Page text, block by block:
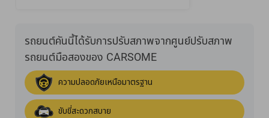
รถยนต์คันนี้ได้รับการปรับสภาพจากศูนย์ปรับสภาพ
รถยนต์มือสองของ CARSOME
ความปลอดภัยเหนือมาตรฐาน
ขับขี่สะดวกสบาย